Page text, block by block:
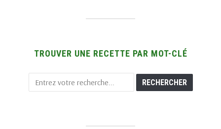
TROUVER UNE RECETTE PAR MOT-CLÉ